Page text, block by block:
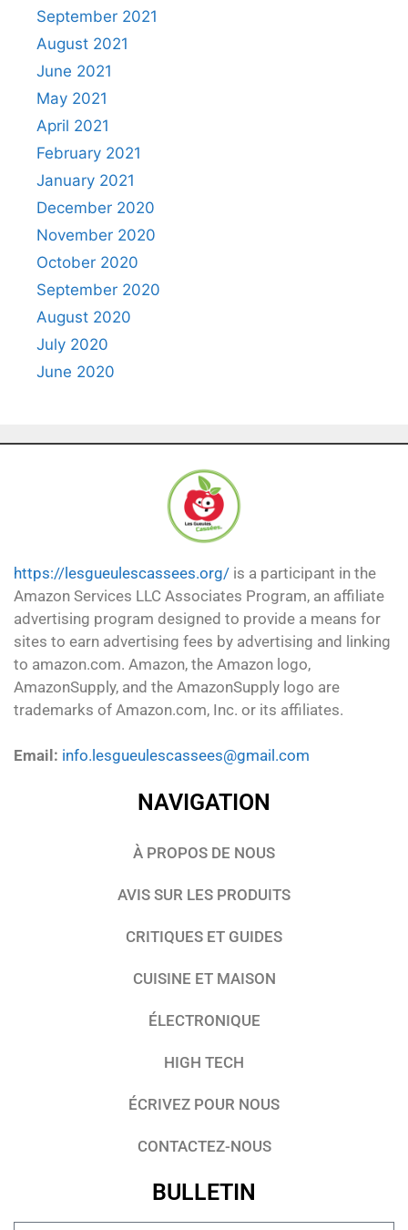
September 2021
August 2021
June 2021
May 2021
April 2021
February 2021
January 2021
December 2020
November 2020
October 2020
September 2020
August 2020
July 2020
June 2020
https://lesgueulescassees.org/ is a participant in the
Amazon Services LLC Associates Program, an affiliate
advertising program designed to provide a means for
sites to earn advertising fees by advertising and linking
to amazon.com. Amazon, the Amazon logo,
AmazonSupply, and the AmazonSupply logo are
trademarks of Amazon.com, Inc. or its affiliates.
Email: info.lesgueulescassees@gmail.com
NAVIGATION
À PROPOS DE NOUS
AVIS SUR LES PRODUITS
CRITIQUES ET GUIDES
CUISINE ET MAISON
ÉLECTRONIQUE
HIGH TECH
ÉCRIVEZ POUR NOUS
CONTACTEZ-NOUS
BULLETIN